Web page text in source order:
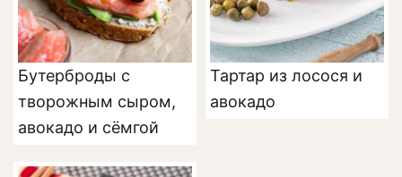
Бутерброды с
творожным сыром,
авокадо и сёмгой
Тартар из лосося и
авокадо